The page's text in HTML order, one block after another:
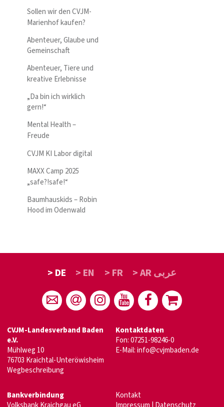
Sollen wir den CVJM-
Marienhof kaufen?
Abenteuer, Glaube und
Gemeinschaft
Abenteuer, Tiere und
kreative Erlebnisse
„Da bin ich wirklich
gern!“
Mental Health –
Freude
CVJM KI Labor digital
MAXX Camp 2025
„safe?!safe!“
Baumhauskids – Robin
Hood im Odenwald
> DE > EN > FR > AR عربى
CVJM-Landesverband Baden
e.V.
Mühlweg 10
76703 Kraichtal-Unteröwisheim
Wegbeschreibung
Kontaktdaten
Fon: 07251-98246-0
E-Mail:info@cvjmbaden.de
Bankverbindung
Kontakt